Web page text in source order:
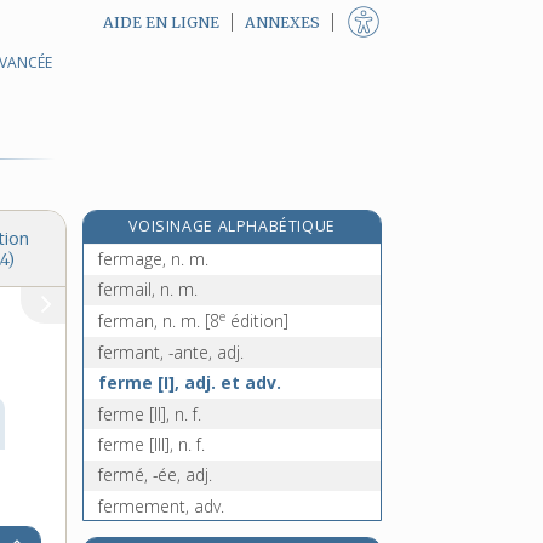
AIDE EN LIGNE ANNEXES
VOISINAGE ALPHABÉTIQUE
ferlet, n. m.
fermage, n. m.
fermail, n. m.
ferman, n. m. [8e édition]
fermant, -ante, adj.
ferme [I], adj. et adv.
ferme [II], n. f.
ferme [III], n. f.
fermé, -ée, adj.
fermement, adv.
ferment, n. m.